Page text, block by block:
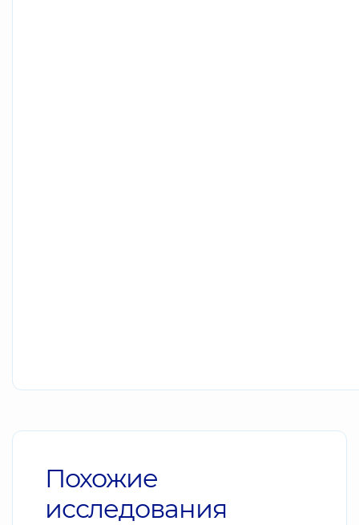
Похожие
исследования